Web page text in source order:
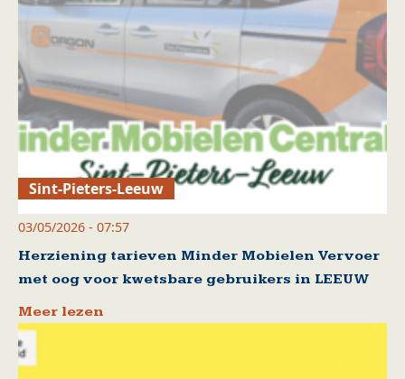
Sint-Pieters-Leeuw
03/05/2026 - 07:57
Herziening tarieven Minder Mobielen Vervoer
met oog voor kwetsbare gebruikers in LEEUW
Meer lezen